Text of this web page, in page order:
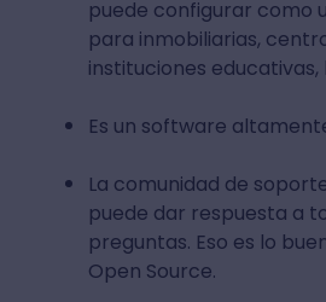
puede configurar como
para inmobiliarias,
instituciones educativas,
Es un software
La comunidad de
puede dar respuesta a
preguntas. Eso es lo
Open Source.